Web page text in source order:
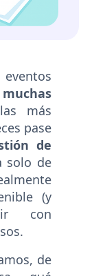
muchas
más
pase
de
solo de
(y
con
de